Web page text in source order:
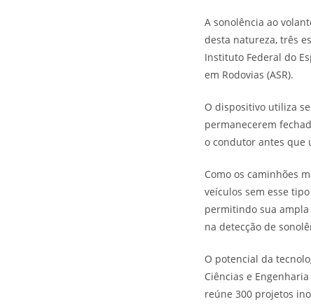
A sonolência ao
desta natureza, três
Instituto Federal do
em Rodovias (ASR).
O dispositivo utiliza
permanecerem
o condutor antes que
Como os caminhões
veículos sem esse
permitindo sua
na detecção de
O potencial da
Ciências e
reúne 300 projetos